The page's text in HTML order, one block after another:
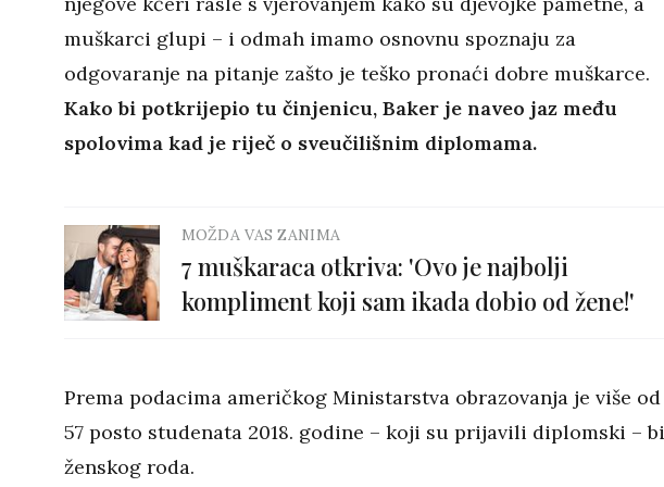
muškarci glupi – i odmah imamo osnovnu spoznaju za
odgovaranje na pitanje zašto je teško pronaći dobre muškarce.
Kako bi potkrijepio tu činjenicu, Baker je naveo jaz među
spolovima kad je riječ o sveučilišnim diplomama.
MOŽDA VAS ZANIMA
7 muškaraca otkriva: 'Ovo je najbolji
kompliment koji sam ikada dobio od žene!'
Prema podacima američkog Ministarstva obrazovanja je više od
57 posto studenata 2018. godine – koji su prijavili diplomski –
ženskog roda.